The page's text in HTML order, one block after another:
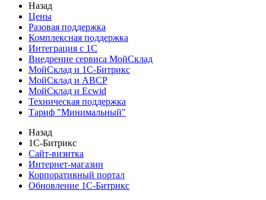
Назад
Цены
Разовая поддержка
Комплексная поддержка
Интеграция с 1С
Внедрение сервиса МойСклад
МойСклад и 1С-Битрикс
МойСклад и ABCP
МойСклад и Ecwid
Техническая поддержка
Тариф "Минимальный"
Назад
1С-Битрикс
Сайт-визитка
Интернет-магазин
Корпоративный портал
Обновление 1С-Битрикс